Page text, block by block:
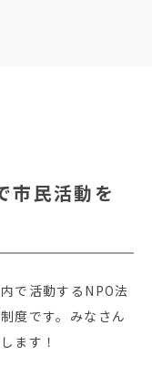
市民活動を
で活動するNPO法
度です。みなさん
ます！